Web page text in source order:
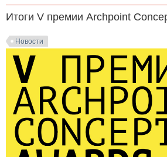
Итоги V премии Archpoint
Новости